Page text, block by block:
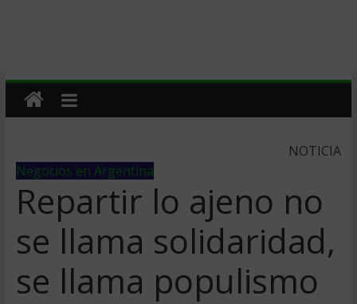
NOTICIA
Negocios en Argentina
Repartir lo ajeno no
se llama solidaridad,
se llama populismo